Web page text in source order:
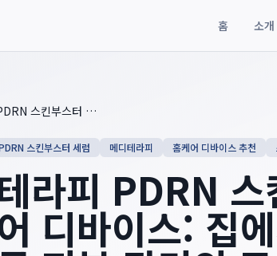
홈 소개
메디테라피 PDRN 스킨부스터 세럼과 홈케어 디바이스: 집에서 경험하는 전문가급 피부 관리의 모든 것
스킨부스터 세럼 메디테라피 홈케어 디바이스 추천
라피 PDRN
디바이스: 집